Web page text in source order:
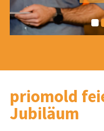
priomold
Jubiläum